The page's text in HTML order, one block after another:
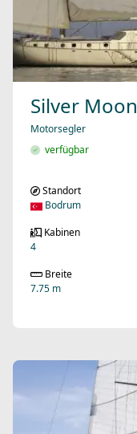
Silver Moon
Motorsegler
verfügbar
Standort
Bodrum
Kabinen
4
Breite
7.75 m